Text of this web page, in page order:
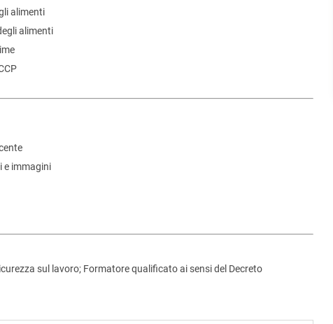
alimenti
alimenti
e immagini
sul lavoro; Formatore qualificato ai sensi del Decreto